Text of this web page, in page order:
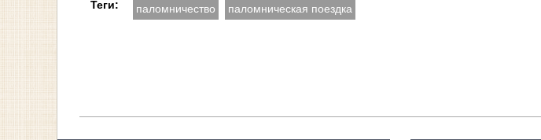
Теги: паломничество паломническая поездка